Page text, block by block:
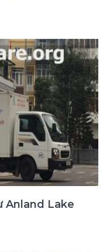
Anland Lake